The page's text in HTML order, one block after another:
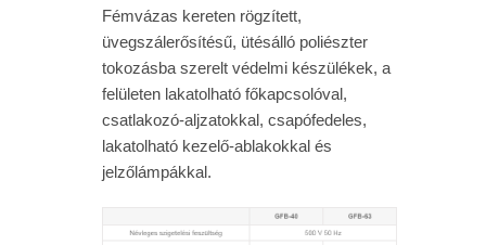
Fémvázas kereten rögzített,
üvegszálerősítésű, ütésálló poliészter
tokozásba szerelt védelmi készülékek, a
felületen lakatolható főkapcsolóval,
csatlakozó-aljzatokkal, csapófedeles,
lakatolható kezelő-ablakokkal és
jelzőlámpákkal.